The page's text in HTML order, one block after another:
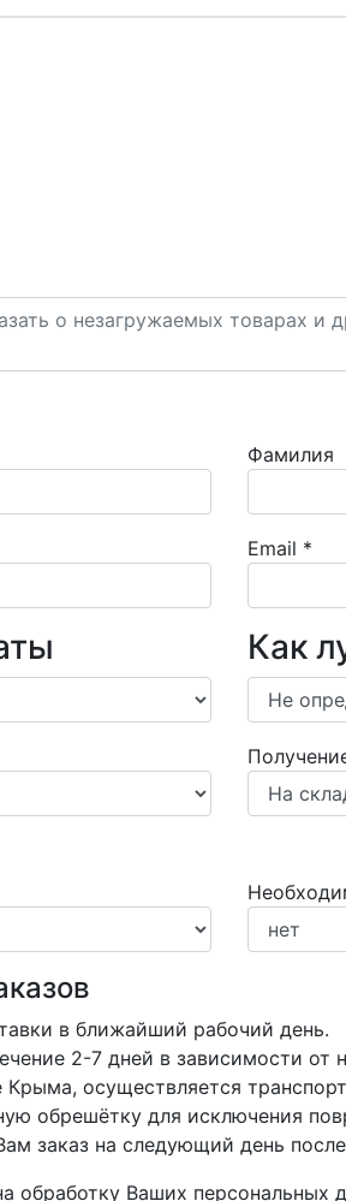
Фамилия
Email *
Как
в ближайший рабочий день.
2-7 дней в зависимости от
осуществляется
обрешётку для исключения
заказ на следующий день после
обработку Ваших персональных